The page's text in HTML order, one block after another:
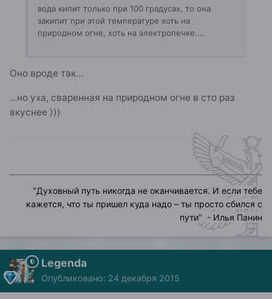
вода кипит только при 100 градусах, то она
закипит при этой температуре хоть на
природном огне, хоть на электропечке....
Оно вроде так...
...но уха, сваренная на природном огне в сто раз
вкуснее )))
"
"Духовный путь никогда не оканчивается. И если тебе
кажется, что ты пришел куда надо – ты просто сбился с
пути" - Илья Панин
Legenda
Опубликовано: 24 декабря 2015